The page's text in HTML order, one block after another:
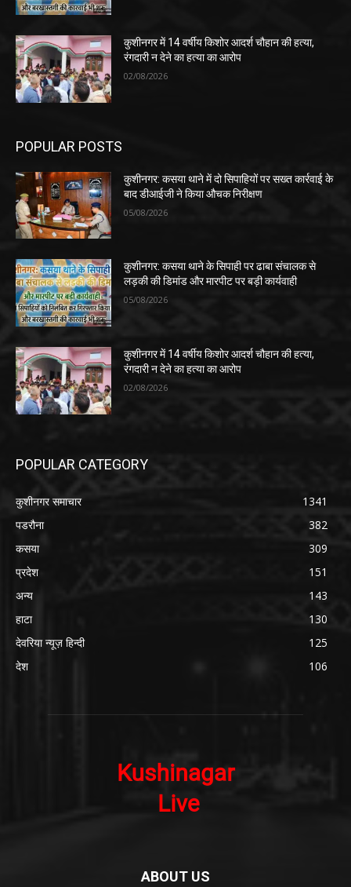
कुशीनगर में 14 वर्षीय किशोर आदर्श चौहान की हत्या,
रंगदारी न देने का हत्या का आरोप
02/08/2026
POPULAR POSTS
कुशीनगर: कसया थाने में दो सिपाहियों पर सख्त कार्रवाई के
बाद डीआईजी ने किया औचक निरीक्षण
05/08/2026
कुशीनगर: कसया थाने के सिपाही पर ढाबा संचालक से
लड़की की डिमांड और मारपीट पर बड़ी कार्यवाही
05/08/2026
कुशीनगर में 14 वर्षीय किशोर आदर्श चौहान की हत्या,
रंगदारी न देने का हत्या का आरोप
02/08/2026
POPULAR CATEGORY
कुशीनगर समाचार
1341
पडरौना
382
कसया
309
प्रदेश
151
अन्य
143
हाटा
130
देवरिया न्यूज़ हिन्दी
125
देश
106
ABOUT US